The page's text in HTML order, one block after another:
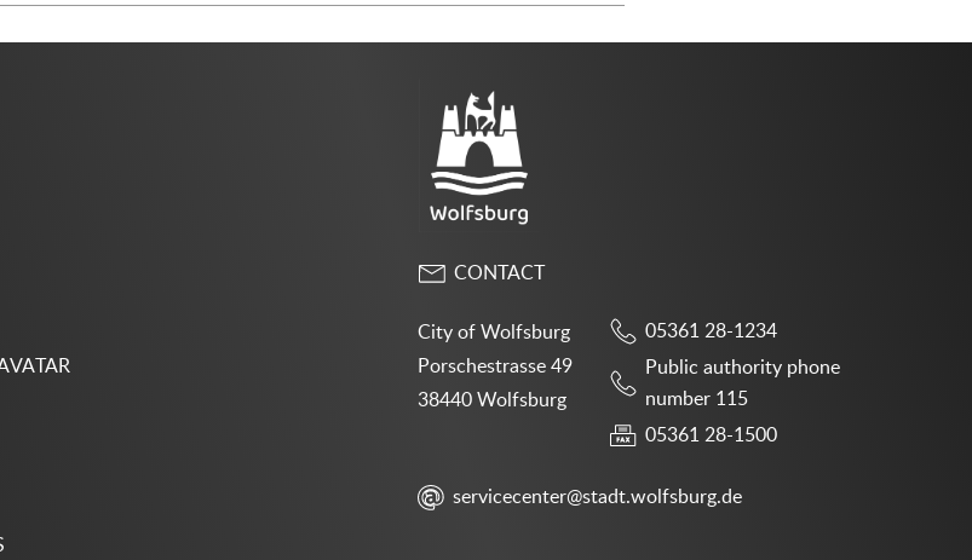
CONTACT
City of Wolfsburg
Porschestrasse 49
38440 Wolfsburg
05361 28-1234
Public authority phone
number 115
05361 28-1500
servicecenter@stadt.wolfsburg.de